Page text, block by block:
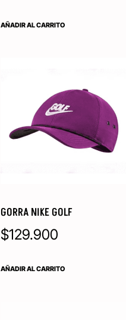
AÑADIR AL CARRITO
GORRA NIKE GOLF
$129.900
AÑADIR AL CARRITO